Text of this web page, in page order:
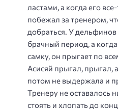
ластами, а когда его
побежал за тренером,
добраться. У дельфинов
брачный период, а
самку, он прыгает по
Асисяй прыгал, прыгал,
потом не выдержала и
Тренеру не оставалось
стоять и хлопать до